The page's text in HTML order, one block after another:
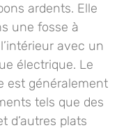
ardents. Elle
une fosse à
avec un
électrique. Le
est généralement
tels que des
d’autres plats